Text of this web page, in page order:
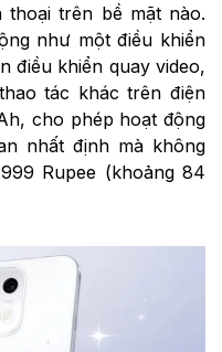
thoại trên bề mặt nào.
như một điều khiển
điều khiển quay video,
tác khác trên điện
cho phép hoạt động
nhất định mà không
Rupee (khoảng 84